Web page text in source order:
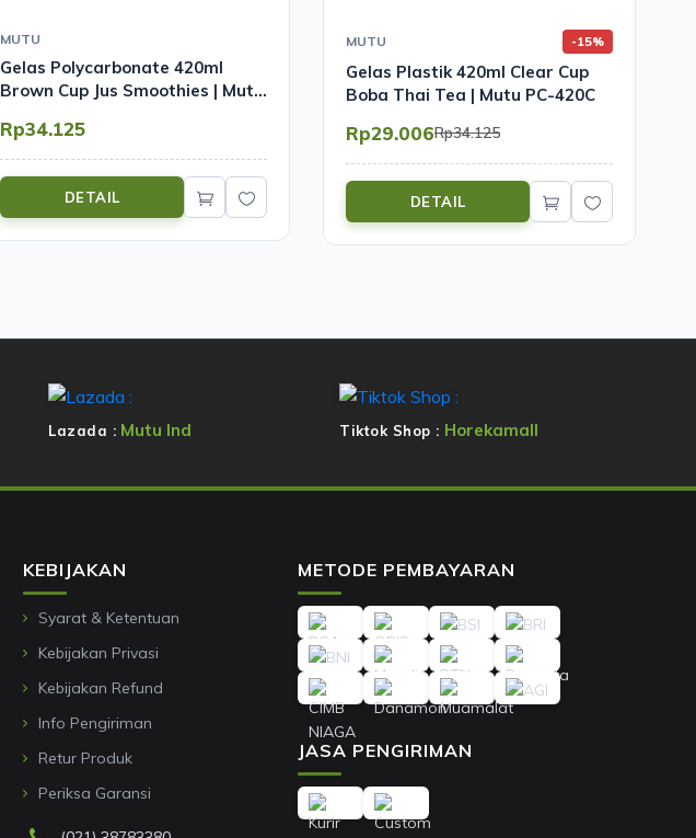
MUTU
Gelas Polycarbonate 420ml
Brown Cup Jus Smoothies | Mutu
Rp34.125
DETAIL
MUTU -15%
Gelas Plastik 420ml Clear Cup
Boba Thai Tea | Mutu PC-420C
Rp29.006Rp34.125
DETAIL
Lazada : Mutu Ind Tiktok Shop : Horekamall
KEBIJAKAN
Syarat & Ketentuan
Kebijakan Privasi
Kebijakan Refund
Info Pengiriman
Retur Produk
Periksa Garansi
METODE PEMBAYARAN
JASA PENGIRIMAN